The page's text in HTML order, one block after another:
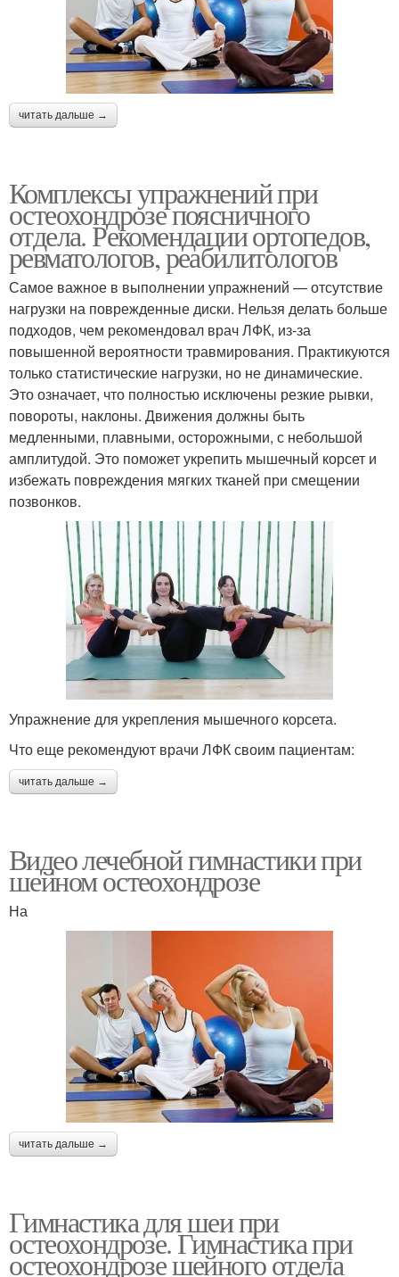
читать дальше →
Комплексы упражнений при
остеохондрозе поясничного
отдела. Рекомендации ортопедов,
ревматологов, реабилитологов
Самое важное в выполнении упражнений — отсутствие
нагрузки на поврежденные диски. Нельзя делать больше
подходов, чем рекомендовал врач ЛФК, из-за
повышенной вероятности травмирования. Практикуются
только статистические нагрузки, но не динамические.
Это означает, что полностью исключены резкие рывки,
повороты, наклоны. Движения должны быть
медленными, плавными, осторожными, с небольшой
амплитудой. Это поможет укрепить мышечный корсет и
избежать повреждения мягких тканей при смещении
позвонков.
Упражнение для укрепления мышечного корсета.
Что еще рекомендуют врачи ЛФК своим пациентам:
читать дальше →
Видео лечебной гимнастики при
шейном остеохондрозе
На
читать дальше →
Гимнастика для шеи при
остеохондрозе. Гимнастика при
остеохондрозе шейного отдела